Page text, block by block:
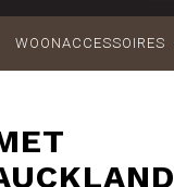
WOONACCESSOIRES